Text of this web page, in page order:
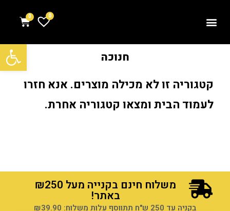
פתח סרגל נגישות
0
חנוכה
קטגוריה זו לא מכילה מוצרים. אנא חזרו
לעמוד הבית ומצאו קטגוריה אחרת.
משלוח חינם בקנייה מעל ₪250
באתר!
בקניה עד 250 ש"ח תתווסף עלות משלוח: ₪39.90